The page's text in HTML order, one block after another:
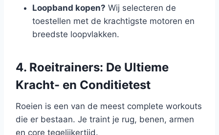
Loopband kopen? Wij selecteren de
toestellen met de krachtigste motoren en
breedste loopvlakken.
4. Roeitrainers: De Ultieme
Kracht- en Conditietest
Roeien is een van de meest complete workouts
die er bestaan. Je traint je rug, benen, armen
en core tegelijkertijd.